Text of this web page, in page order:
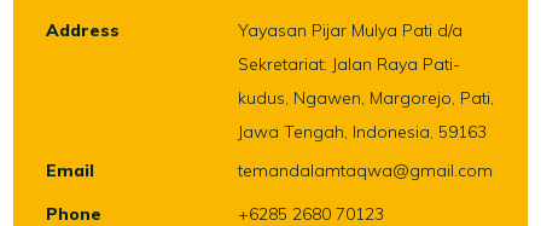
Address
Yayasan Pijar Mulya Pati d/a
Sekretariat: Jalan Raya Pati-
kudus, Ngawen, Margorejo, Pati,
Jawa Tengah, Indonesia, 59163
Email
temandalamtaqwa@gmail.com
Phone
+6285 2680 70123